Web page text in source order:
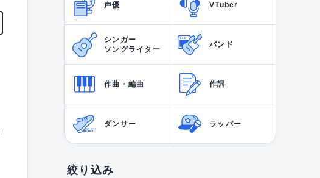
声優 VTuber
シンガー
ソングライター
バンド
作曲・編曲 作詞
ダンサー ラッパー
絞り込み